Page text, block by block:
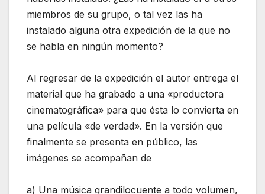
miembros de su grupo, o tal vez las ha
instalado alguna otra expedición de la que no
se habla en ningún momento?
Al regresar de la expedición el autor entrega el
material que ha grabado a una «productora
cinematográfica» para que ésta lo convierta en
una película «de verdad». En la versión que
finalmente se presenta en público, las
imágenes se acompañan de
a) Una música grandilocuente a todo volumen,